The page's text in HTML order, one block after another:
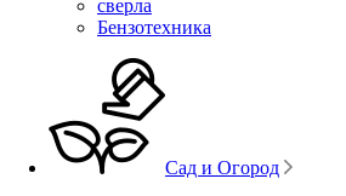
сверла
Бензотехника
Сад и Огород